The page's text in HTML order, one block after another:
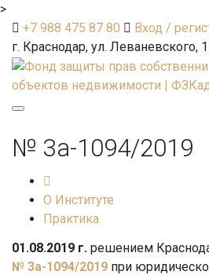
>
+7 988 475 87 80
Вход /
г. Краснодар, ул. Леваневского,
navigation
№ 3а-1094/2019
О Институте
Практика
01.08.2019 г. решением
№ 3а-1094/2019 при